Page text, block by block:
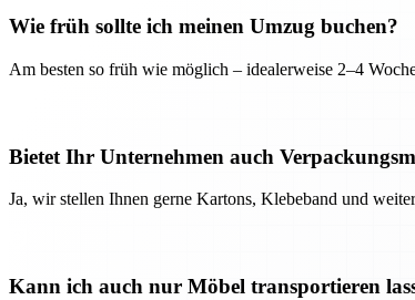
Wie früh sollte ich meinen Umzug buchen?
Am besten so früh wie möglich – idealerweise 2–4
Bietet Ihr Unternehmen auch
Ja, wir stellen Ihnen gerne Kartons, Klebeband und
Kann ich auch nur Möbel transportieren